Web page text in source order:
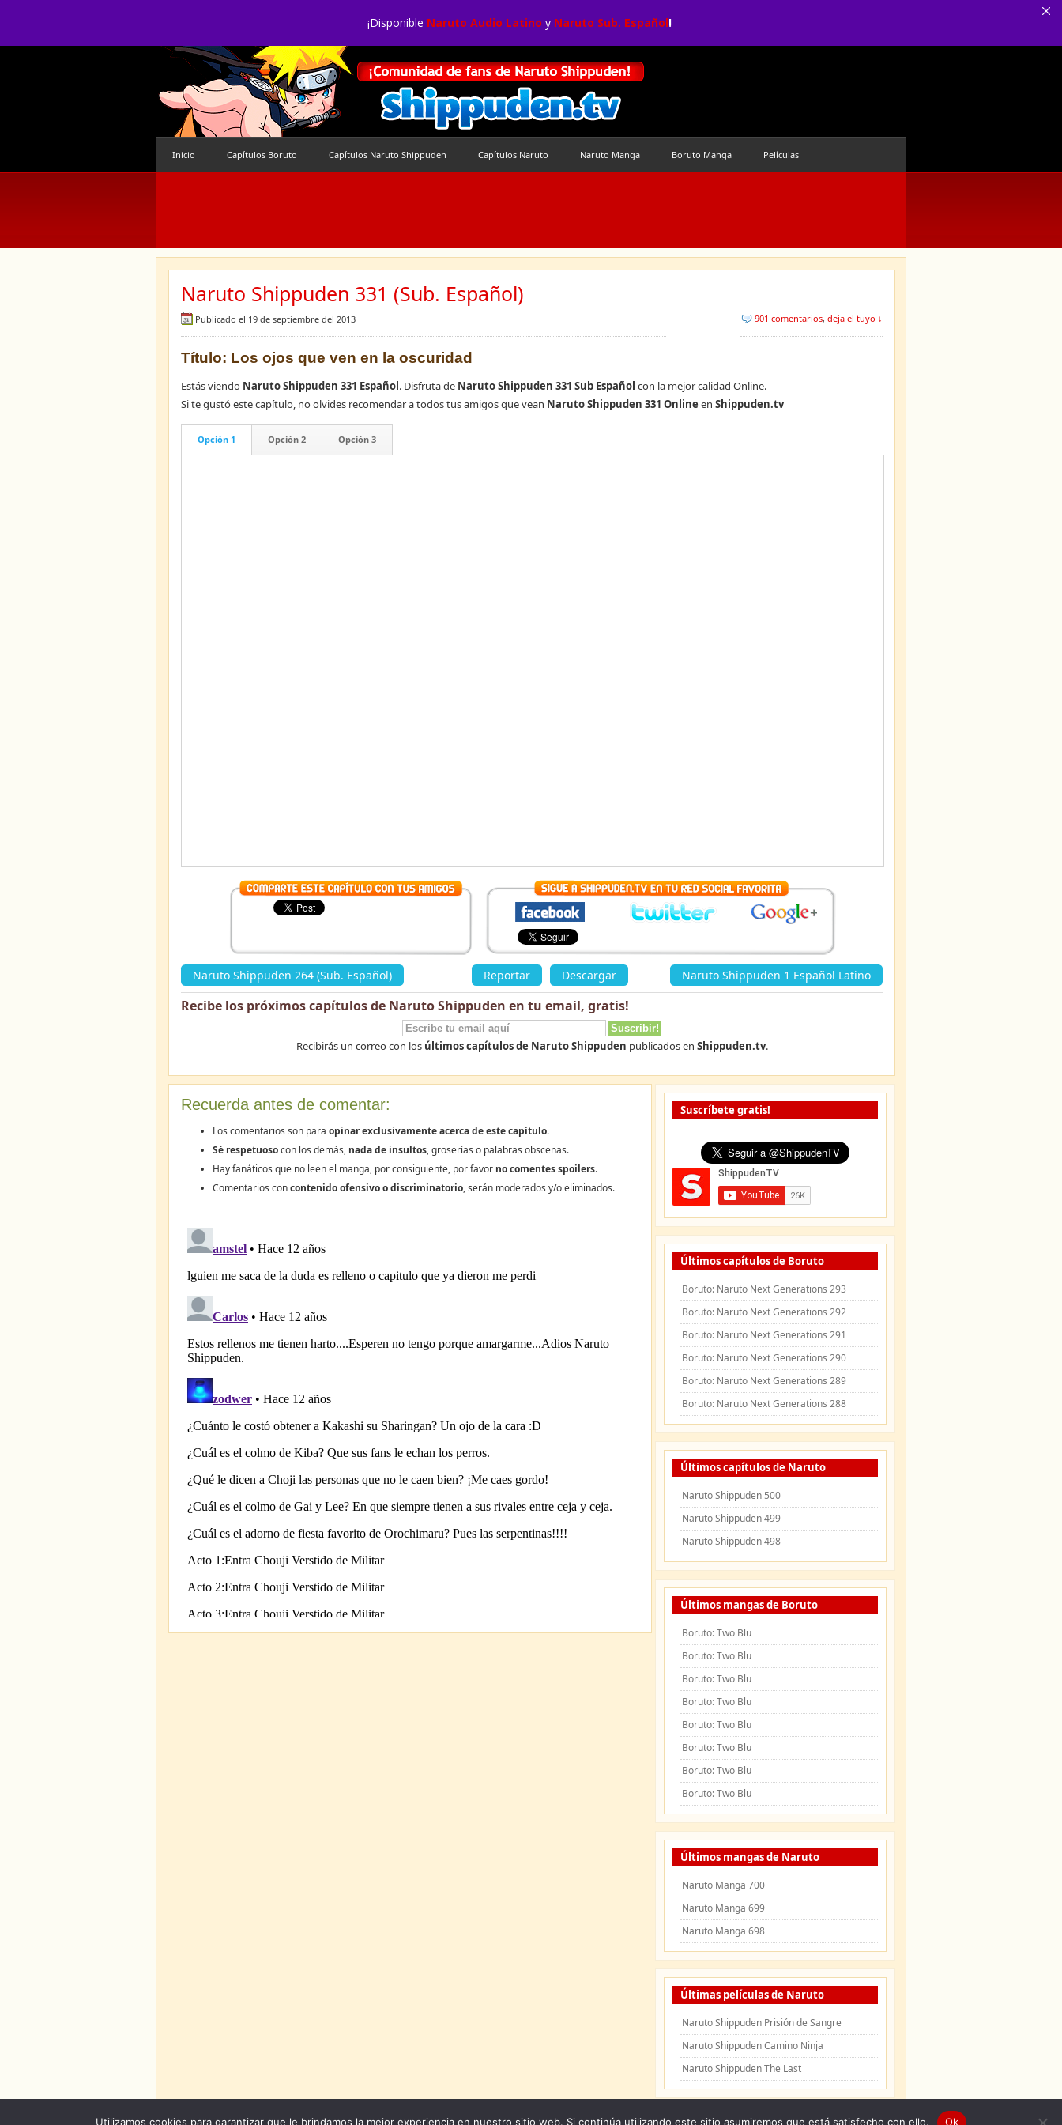
¡Disponible Naruto Audio Latino y Naruto Sub. Español!
Inicio Capítulos Boruto Capítulos Naruto Shippuden Capítulos Naruto Naruto Manga Boruto Manga Películas
Naruto Shippuden 331 (Sub. Español)
Publicado el 19 de septiembre del 2013 901 comentarios, deja el tuyo ↓
Título: Los ojos que ven en la oscuridad
Estás viendo Naruto Shippuden 331 Español. Disfruta de Naruto Shippuden 331 Sub Español con la mejor calidad Online.
Si te gustó este capítulo, no olvides recomendar a todos tus amigos que vean Naruto Shippuden 331 Online en Shippuden.tv
Opción 1 Opción 2 Opción 3
Naruto Shippuden 264 (Sub. Español) Reportar Descargar Naruto Shippuden 1 Español Latino
Recibe los próximos capítulos de Naruto Shippuden en tu email, gratis!
Recibirás un correo con los últimos capítulos de Naruto Shippuden publicados en Shippuden.tv.
Recuerda antes de comentar:
Los comentarios son para opinar exclusivamente acerca de este capítulo.
Sé respetuosocon los demás, nada de insultos, groserías o palabras obscenas.
Hay fanáticos que no leen el manga, por consiguiente, por favor no comentes spoilers.
Comentarios concontenido ofensivo o discriminatorio, serán moderados y/o eliminados.
Suscríbete gratis!
Últimos capítulos de Boruto
Boruto: Naruto Next Generations 293
Boruto: Naruto Next Generations 292
Boruto: Naruto Next Generations 291
Boruto: Naruto Next Generations 290
Boruto: Naruto Next Generations 289
Boruto: Naruto Next Generations 288
Últimos capítulos de Naruto
Naruto Shippuden 500
Naruto Shippuden 499
Naruto Shippuden 498
Últimos mangas de Boruto
Boruto: Two Blu
Boruto: Two Blu
Boruto: Two Blu
Boruto: Two Blu
Boruto: Two Blu
Boruto: Two Blu
Boruto: Two Blu
Boruto: Two Blu
Últimos mangas de Naruto
Naruto Manga 700
Naruto Manga 699
Naruto Manga 698
Últimas películas de Naruto
Naruto Shippuden Prisión de Sangre
Naruto Shippuden Camino Ninja
Naruto Shippuden The Last
Utilizamos cookies para garantizar que le brindamos la mejor experiencia en nuestro sitio web. Si continúa utilizando este sitio asumiremos que está satisfecho con ello. Ok